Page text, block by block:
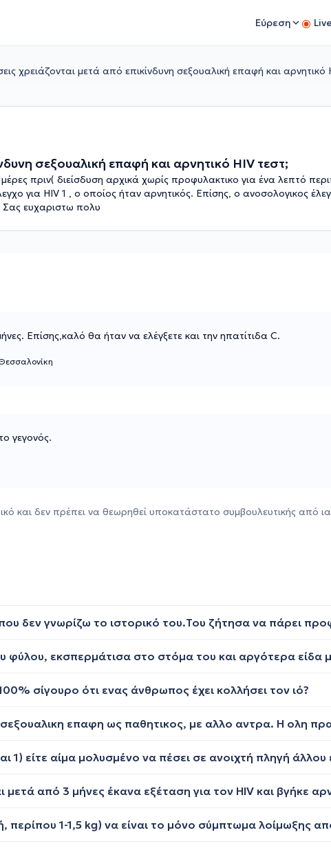
Εύρεση
χρειάζονται μετά από επικίνδυνη σεξουαλική επαφή και αρνητικό
σεξουαλική επαφή και αρνητικό HIV τεστ;
πριν( διείσδυση αρχικά χωρίς προφυλακτικο για ένα λεπτό
για HIV 1 , ο οποίος ήταν αρνητικός. Επίσης, ο ανοσολογικος
Σας ευχαριστω πολυ
Επίσης,καλό θα ήταν να ελέγξετε και την ηπατίτιδα C.
γεγονός.
και δεν πρέπει να θεωρηθεί υποκατάστατο συμβουλευτικής από
σίγουρο ότι ενας άνθρωπος έχει κολλήσει τον ιό?